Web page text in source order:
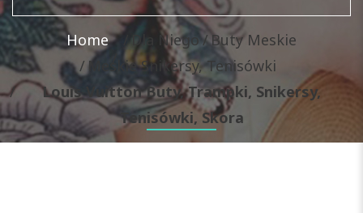
Home Dla Niego Buty Meskie
Meskie Snikersy, Tenisówki
Louis Vuitton Buty, Trampki, Snikersy,
Tenisówki, Skora